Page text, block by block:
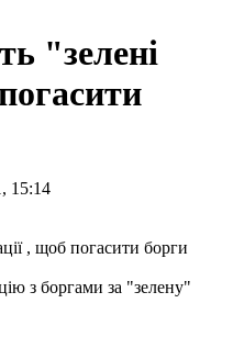
"зелені
15:14
з боргами за "зелену"